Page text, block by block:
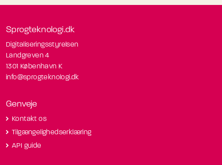
Sprogteknologi.dk
Digitaliseringsstyrelsen
Landgreven 4
1301 København K
info@sprogteknologi.dk
Genveje
Kontakt os
Tilgængelighedserklæring
API guide